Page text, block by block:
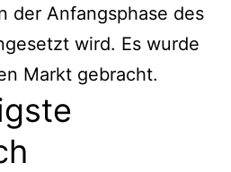
des Effekts
der Anfangsphase des
wird. Es wurde
Markt gebracht.